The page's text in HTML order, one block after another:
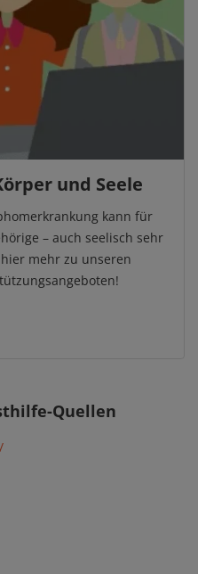
und Seele
kann für
– auch seelisch sehr
mehr zu unseren
Quellen